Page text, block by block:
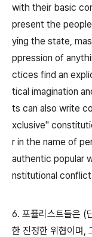
with their basic
present the
ying the state,
ppression of
ctices find an
tical imagination
ts can also write
xclusive"
r in the name of
authentic popular
nstitutional
6. 포퓰리스트들은 (
한 진정한 위협이며,